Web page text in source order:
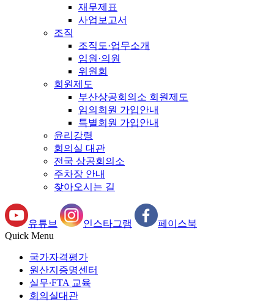
재무제표
사업보고서
조직
조직도·업무소개
임원·의원
위원회
회원제도
부산상공회의소 회원제도
임의회원 가입안내
특별회원 가입안내
윤리강령
회의실 대관
전국 상공회의소
주차장 안내
찾아오시는 길
유튜브 인스타그램
페이스북
Quick Menu
국가자격평가
원산지증명센터
실무∙FTA 교육
회의실대관